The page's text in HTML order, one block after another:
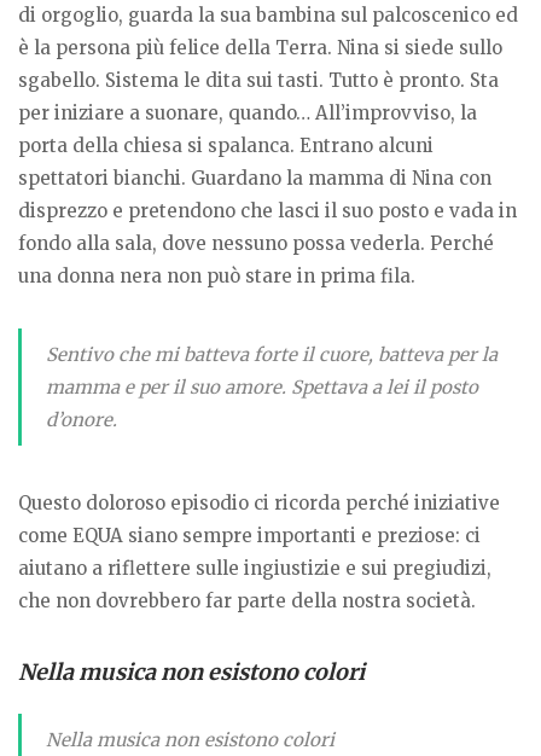
di orgoglio, guarda la sua bambina sul palcoscenico ed
è la persona più felice della Terra. Nina si siede sullo
sgabello. Sistema le dita sui tasti. Tutto è pronto. Sta
per iniziare a suonare, quando… All’improvviso, la
porta della chiesa si spalanca. Entrano alcuni
spettatori bianchi. Guardano la mamma di Nina con
disprezzo e pretendono che lasci il suo posto e vada in
fondo alla sala, dove nessuno possa vederla. Perché
una donna nera non può stare in prima fila.
Sentivo che mi batteva forte il cuore, batteva per la
mamma e per il suo amore. Spettava a lei il posto
d’onore.
Questo doloroso episodio ci ricorda perché iniziative
come EQUA siano sempre importanti e preziose: ci
aiutano a riflettere sulle ingiustizie e sui pregiudizi,
che non dovrebbero far parte della nostra società.
Nella musica non esistono colori
Nella musica non esistono colori